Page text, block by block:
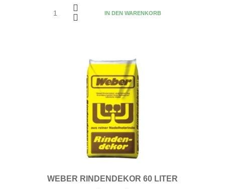
IN DEN WARENKORB
WEBER RINDENDEKOR 60 LITER